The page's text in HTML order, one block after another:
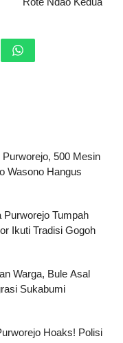
500 Mesin
Wasono Hangus
Purworejo Tumpah
Ikuti Tradisi Gogoh
Warga, Bule Asal
Sukabumi
Hoaks! Polisi